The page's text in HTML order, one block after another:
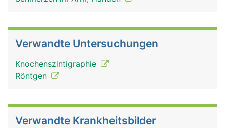
Verwandte Untersuchungen
Knochenszintigraphie
Röntgen
Verwandte Krankheitsbilder